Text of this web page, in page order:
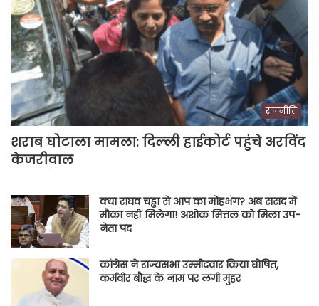
राजनीति
शराब घोटाला मामला: दिल्ली हाईकोर्ट पहुंचे अरविंद
केजरीवाल
क्या राघव चड्ढा से आप का मोहभंग? अब संसद में
मौका नहीं मिलेगा! अशोक मित्तल को मिला उप-
नेता पद
कांग्रेस ने राज्यसभा उम्मीदवार किया घोषित,
कर्मवीर बौद्ध के नाम पर लगी मुहर